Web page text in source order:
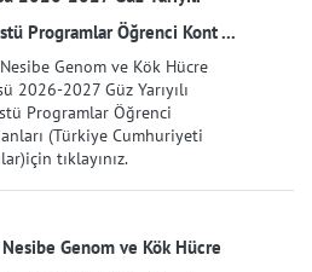
Programlar Öğrenci Kont ...
Genom ve Kök Hücre
2026-2027 Güz Yarıyılı
Programlar Öğrenci
(Türkiye Cumhuriyeti
tıklayınız.
Genom ve Kök Hücre